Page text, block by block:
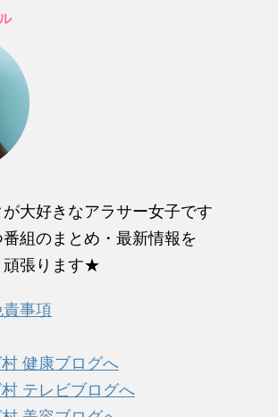
大好きなアラサー女子です
組のまとめ・最新情報を
頑張ります★
事項